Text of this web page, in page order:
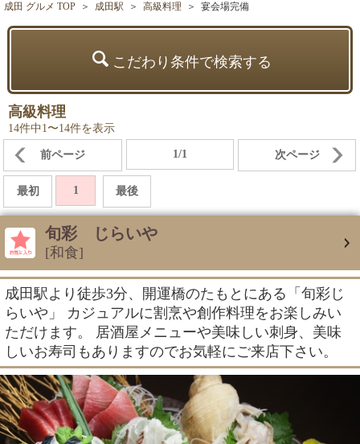
成田 グルメ TOP ＞ 成田駅 ＞ 高級料理 ＞ 宴会場完備
こだわり条件で検索する
高級料理
14件中1〜14件を表示
前ページ 1/1 次ページ
最初 1 最後
旬彩 じらいや
[和食]
成田駅より徒歩3分、開運橋のたもとにある「旬彩じ
らいや」 カジュアルに割烹や創作料理をお楽しみい
ただけます。 居酒屋メニューや美味しい刺身、美味
しいお寿司もありますのでお気軽にご来店下さい。